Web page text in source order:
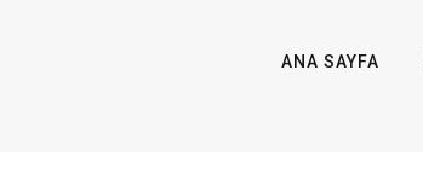
ANA SAYFA